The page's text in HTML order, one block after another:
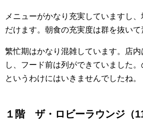
メニューがかなり充実していますし
だけます。朝食の充実度は群を抜いて
繁忙期はかなり混雑しています。店
し、フード前は列ができていました
というわけにはいきませんでしたね。
１階 ザ・ロビーラウンジ（